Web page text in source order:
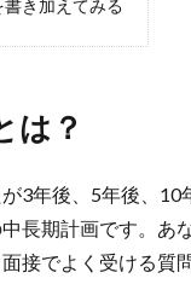
き加えてみる
は？
3年後、5年後、
長期計画です。
接でよく受ける質